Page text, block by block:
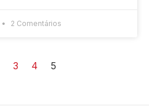
2 Comentários
3 4 5